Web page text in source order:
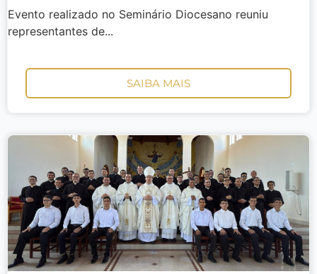
Evento realizado no Seminário Diocesano reuniu
representantes de...
SAIBA MAIS